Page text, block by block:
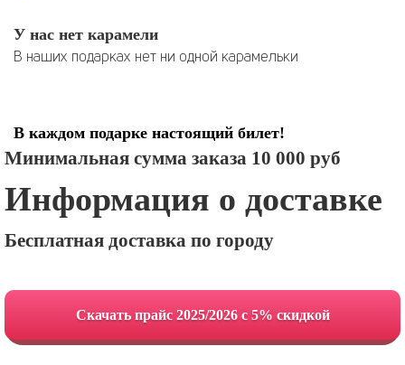
У нас нет карамели
В наших подарках нет ни одной карамельки
В каждом подарке настоящий билет!
Минимальная сумма заказа 10 000 руб
Информация о доставке
Бесплатная доставка по городу
Cкачать прайс 2025/2026 с 5% скидкой